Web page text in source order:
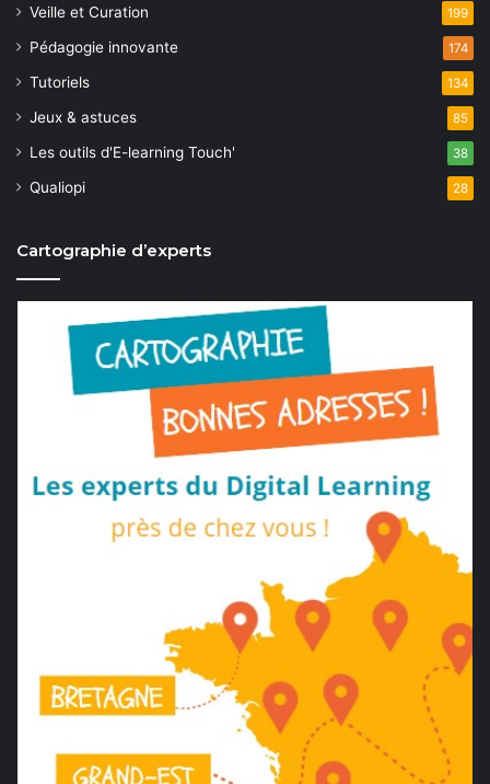
Veille et Curation 199
Pédagogie innovante 174
Tutoriels 134
Jeux & astuces 85
Les outils d'E-learning Touch' 38
Qualiopi 28
Cartographie d’experts